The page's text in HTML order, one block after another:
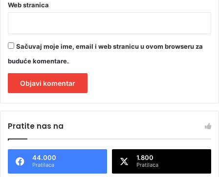
Web stranica
Sačuvaj moje ime, email i web stranicu u ovom browseru za
buduće komentare.
t
n
Pratite nas na
44.000
Pratilaca
1.800
Pratilaca